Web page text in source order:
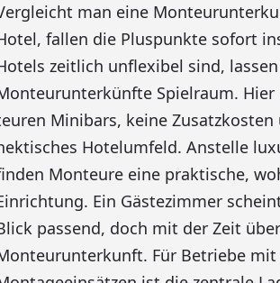
man eine
fallen die Pluspunkte sofort
zeitlich unflexibel sind, lassen
Spielraum.
Minibars, keine Zusatzkosten
Hotelumfeld. Anstelle
Monteure eine praktische,
Ein Gästezimmer
passend, doch mit der Zeit
Für Betriebe mit